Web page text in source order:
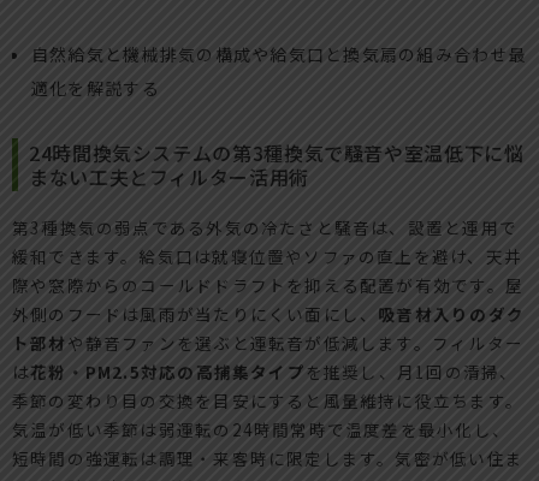
自然給気と機械排気の構成や給気口と換気扇の組み合わせ最
適化を解説する
24時間換気システムの第3種換気で騒音や室温低下に悩
まない工夫とフィルター活用術
第3種換気の弱点である外気の冷たさと騒音は、設置と運用で
緩和できます。給気口は就寝位置やソファの直上を避け、天井
際や窓際からのコールドドラフトを抑える配置が有効です。屋
外側のフードは風雨が当たりにくい面にし、 吸音材入りのダク
ト部材や静音ファンを選ぶと運転音が低減します。フィルター
は花粉・PM2.5対応の高捕集タイプ を推奨し、月1回の清掃、
季節の変わり目の交換を目安にすると風量維持に役立ちます。
気温が低い季節は弱運転の24時間常時で温度差を最小化し、
短時間の強運転は調理・来客時に限定します。気密が低い住ま